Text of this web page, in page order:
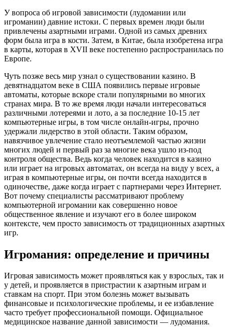
У вопроса об игровой зависимости (лудомании или
игромании) давние истоки. С первых времен люди были
привлечены азартными играми. Одной из самых древних
форм была игра в кости. Затем, в Китае, была изобретена игра
в карты, которая в XVII веке постепенно распространилась по
Европе.
Чуть позже весь мир узнал о существовании казино. В
девятнадцатом веке в США появились первые игровые
автоматы, которые вскоре стали популярными во многих
странах мира. В то же время люди начали интересоваться
различными лотереями и лото, а за последние 10-15 лет
компьютерные игры, в том числе онлайн-игры, прочно
удержали лидерство в этой области. Таким образом,
навязчивое увлечение стало неотъемлемой частью жизни
многих людей и первый раз за многие века ушло из-под
контроля общества. Ведь когда человек находится в казино
или играет на игровых автоматах, он всегда на виду у всех, а
играя в компьютерные игры, он почти всегда находится в
одиночестве, даже когда играет с партнерами через Интернет.
Вот почему специалисты рассматривают проблему
компьютерной игромании как совершенно новое
общественное явление и изучают его в более широком
контексте, чем просто зависимость от традиционных азартных
игр.
Игромания: определение и причины
Игровая зависимость может проявляться как у взрослых, так и
у детей, и проявляется в пристрастии к азартным играм и
ставкам на спорт. При этом болезнь может вызывать
финансовые и психологические проблемы, и ее избавление
часто требует профессиональной помощи. Официальное
медицинское название данной зависимости — лудомания.